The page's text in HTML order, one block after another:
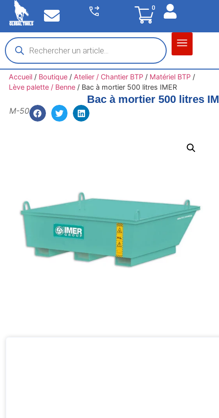
0
Accueil/ Boutique/ Atelier / Chantier BTP/ Matériel BTP/
Lève palette / Benne/ Bac à mortier 500 litres IMER
Bac à mortier 500 litres
M-50